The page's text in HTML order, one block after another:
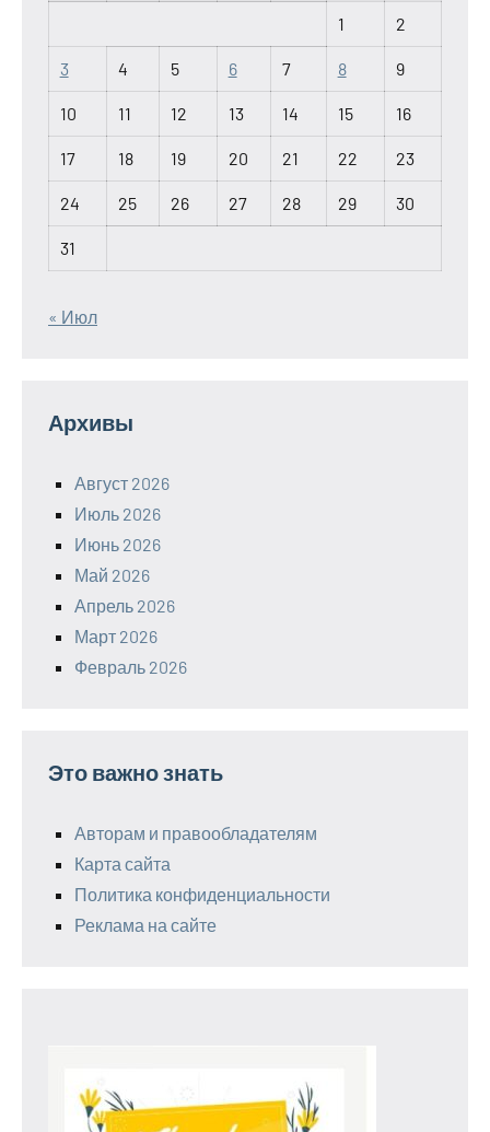
1 2
3 4 5 6 7 8 9
10 11 12 13 14 15 16
17 18 19 20 21 22 23
24 25 26 27 28 29 30
31
« Июл
Архивы
Август 2026
Июль 2026
Июнь 2026
Май 2026
Апрель 2026
Март 2026
Февраль 2026
Это важно знать
Авторам и правообладателям
Карта сайта
Политика конфиденциальности
Реклама на сайте